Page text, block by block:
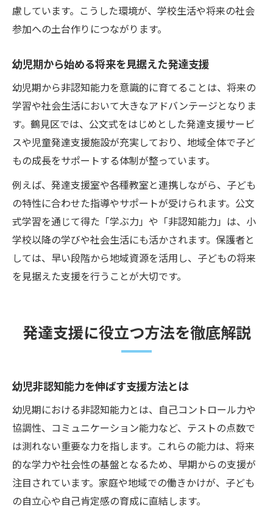
慮しています。こうした環境が、学校生活や将来の社会
参加への土台作りにつながります。
幼児期から始める将来を見据えた発達支援
幼児期から非認知能力を意識的に育てることは、将来の
学習や社会生活において大きなアドバンテージとなりま
す。鶴見区では、公文式をはじめとした発達支援サービ
スや児童発達支援施設が充実しており、地域全体で子ど
もの成長をサポートする体制が整っています。
例えば、発達支援室や各種教室と連携しながら、子ども
の特性に合わせた指導やサポートが受けられます。公文
式学習を通じて得た「学ぶ力」や「非認知能力」は、小
学校以降の学びや社会生活にも活かされます。保護者と
しては、早い段階から地域資源を活用し、子どもの将来
を見据えた支援を行うことが大切です。
発達支援に役立つ方法を徹底解説
幼児非認知能力を伸ばす支援方法とは
幼児期における非認知能力とは、自己コントロール力や
協調性、コミュニケーション能力など、テストの点数で
は測れない重要な力を指します。これらの能力は、将来
的な学力や社会性の基盤となるため、早期からの支援が
注目されています。家庭や地域での働きかけが、子ども
の自立心や自己肯定感の育成に直結します。